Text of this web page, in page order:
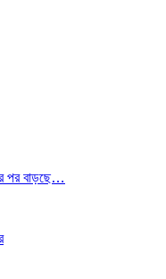
পর বাড়ছে…